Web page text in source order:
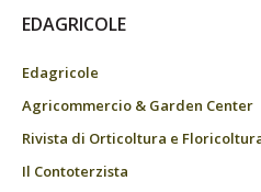
EDAGRICOLE
Edagricole
Agricommercio & Garden Center
Rivista di Orticoltura e
Il Contoterzista